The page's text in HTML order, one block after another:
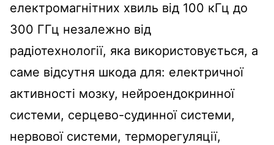
електромагнітних хвиль від 100 кГц до
300 ГГц незалежно від
радіотехнології, яка використовується, а
саме відсутня шкода для: електричної
активності мозку, нейроендокринної
системи, серцево-судинної системи,
нервової системи, терморегуляції,